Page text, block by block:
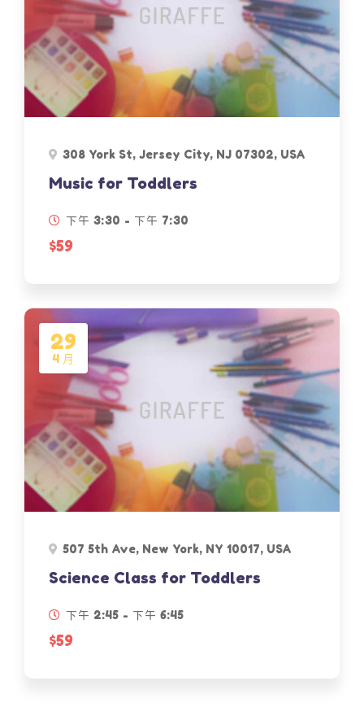
308 York St, Jersey City, NJ 07302, USA
Music for Toddlers
下午 3:30 - 下午 7:30
$59
29
4 月
507 5th Ave, New York, NY 10017, USA
Science Class for Toddlers
下午 2:45 - 下午 6:45
$59